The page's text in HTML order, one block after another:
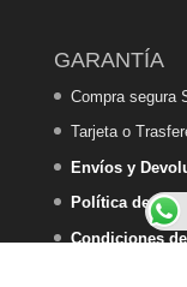
GARANTÍA
Compra segura
Tarjeta o
Envíos y
Política de
Condiciones